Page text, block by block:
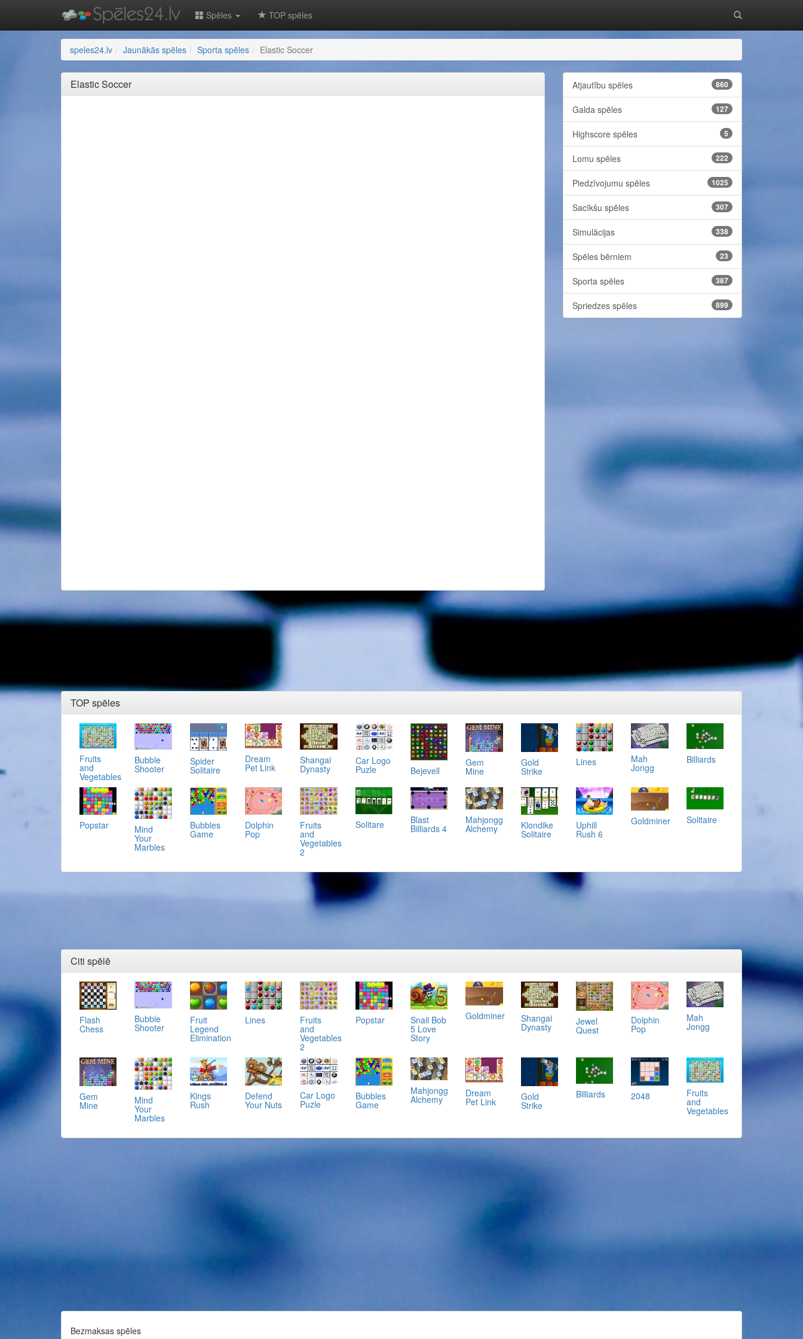
Spēles TOP spēles
speles24.lv Jaunākās spēles Sporta spēles Elastic Soccer
Elastic Soccer Atjautību spēles 860
Galda spēles 127
Highscore spēles 5
Lomu spēles 222
Piedzīvojumu spēles 1025
Sacīkšu spēles 307
Simulācijas 338
Spēles bērniem 23
Sporta spēles 387
Spriedzes spēles 899
TOP spēles
Fruits
and
Vegetables
Bubble
Shooter
Spider
Solitaire
Dream
Pet Link
Shangai
Dynasty
Car Logo
Puzle Bejevell
Gem
Mine
Gold
Strike
Lines Mah
Jongg
Billiards
Popstar Mind
Your
Marbles
Bubbles
Game
Dolphin
Pop
Fruits
and
Vegetables
2
Solitare Blast
Billiards 4
Mahjongg
Alchemy Klondike
Solitaire
Uphill
Rush 6
Goldminer Solitaire
Citi spēlē
Flash
Chess
Bubble
Shooter
Fruit
Legend
Elimination
Lines Fruits
and
Vegetables
2
Popstar Snail Bob
5 Love
Story
Goldminer Shangai
Dynasty Jewel
Quest
Dolphin
Pop
Mah
Jongg
Gem
Mine Mind
Your
Marbles
Kings
Rush
Defend
Your Nuts
Car Logo
Puzle
Bubbles
Game
Mahjongg
Alchemy
Dream
Pet Link Gold
Strike
Billiards 2048 Fruits
and
Vegetables
Bezmaksas spēles